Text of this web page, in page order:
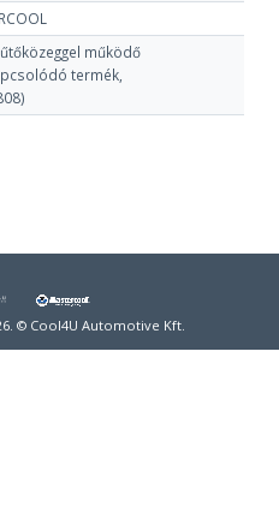
működő
termék,
© Cool4U Automotive Kft.